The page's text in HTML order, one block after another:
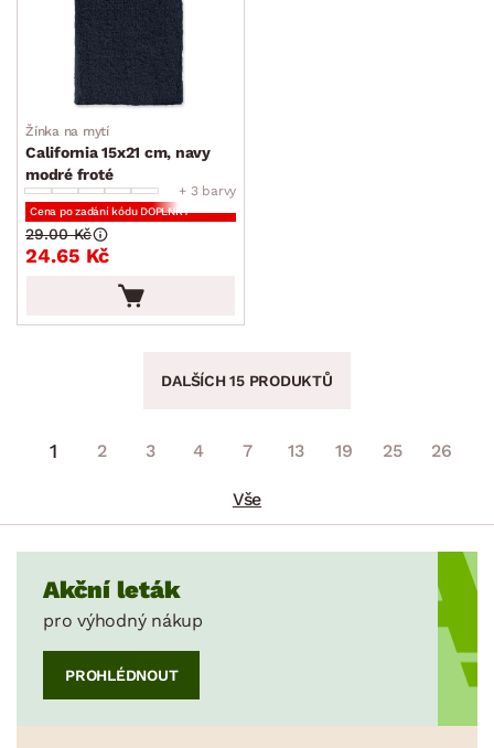
Žínka na mytí
California 15x21 cm, navy
modré froté
+ 3 barvy
Cena po zadání kódu DOPLNKY
24.65 Kč
29.00 Kč
DALŠÍCH 15 PRODUKTŮ
1 2 3 4 7 13 19 25 26
Vše
Akční leták
pro výhodný nákup
PROHLÉDNOUT